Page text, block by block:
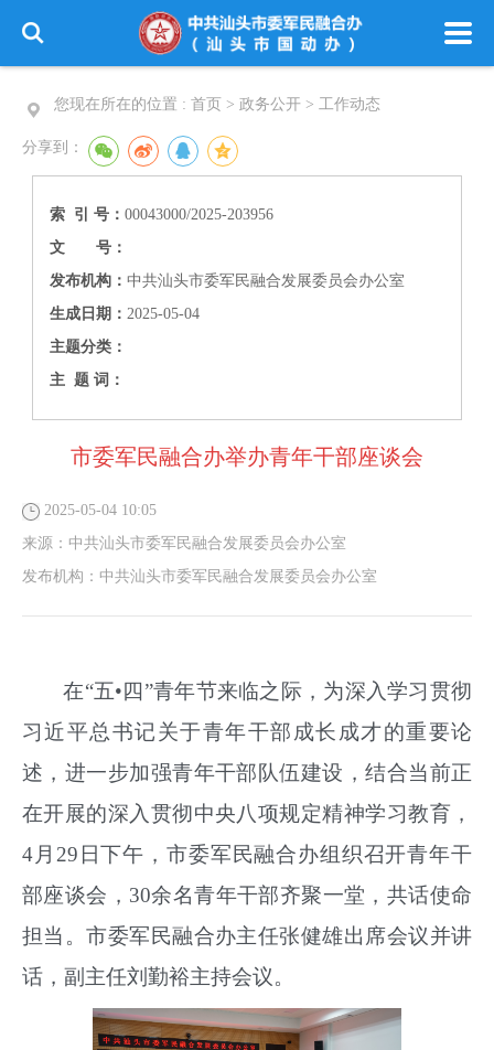
您现在所在的位置 : 首页 > 政务公开 > 工作动态
分享到：
索 引 号：00043000/2025-203956
文 号：
发布机构：中共汕头市委军民融合发展委员会办公室
生成日期：2025-05-04
主题分类：
主 题 词：
市委军民融合办举办青年干部座谈会
2025-05-04 10:05
来源： 中共汕头市委军民融合发展委员会办公室
发布机构： 中共汕头市委军民融合发展委员会办公室
在“五•四”青年节来临之际，为深入学习贯彻
习近平总书记关于青年干部成长成才的重要论
述，进一步加强青年干部队伍建设，结合当前正
在开展的深入贯彻中央八项规定精神学习教育，
4月29日下午，市委军民融合办组织召开青年干
部座谈会，30余名青年干部齐聚一堂，共话使命
担当。市委军民融合办主任张健雄出席会议并讲
话，副主任刘勤裕主持会议。